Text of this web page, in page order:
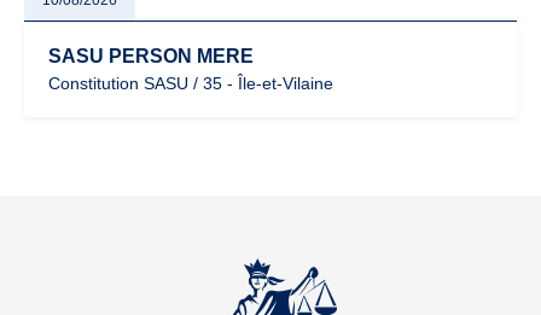
SASU PERSON MERE
Constitution SASU / 35 - Île-et-Vilaine